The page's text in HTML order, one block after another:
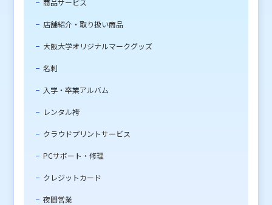
商品サービス
店舗紹介・取り扱い商品
大阪大学オリジナルマークグッズ
名刺
入学・卒業アルバム
レンタル袴
クラウドプリントサービス
PCサポート・修理
クレジットカード
夜間営業